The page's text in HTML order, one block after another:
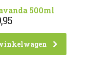
500ml